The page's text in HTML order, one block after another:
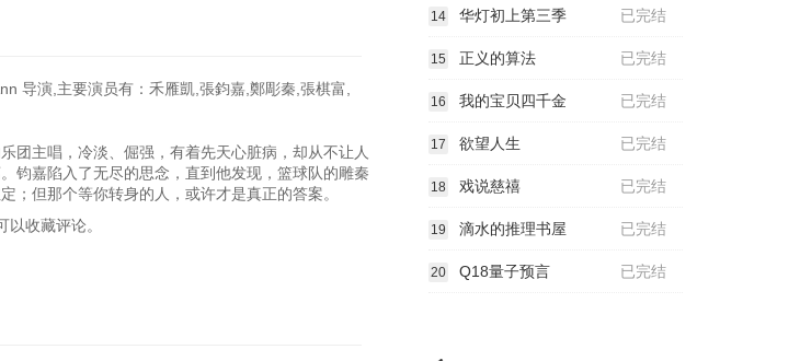
导演,主要演员有：禾雁凱,張鈞嘉,鄭彫秦,張棋富,
团主唱，冷淡、倔强，有着先天心脏病，却从不让人
钧嘉陷入了无尽的思念，直到他发现，篮球队的雕秦
；但那个等你转身的人，或许才是真正的答案。
收藏评论。
已完结
14 华灯初上第三季
已完结
15 正义的算法
已完结
16 我的宝贝四千金
已完结
17 欲望人生
已完结
18 戏说慈禧
已完结
19 滴水的推理书屋
已完结
20 Q18量子预言